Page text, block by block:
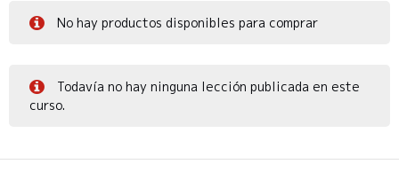
No hay productos disponibles para comprar
Todavía no hay ninguna lección publicada en este
curso.